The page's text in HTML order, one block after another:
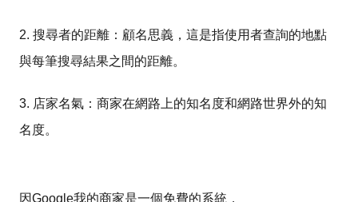
2. 搜尋者的距離：顧名思義，這是指使用者查詢的地點
與每筆搜尋結果之間的距離。
3. 店家名氣：商家在網路上的知名度和網路世界外的知
名度。
因Google我的商家是一個免費的系統，